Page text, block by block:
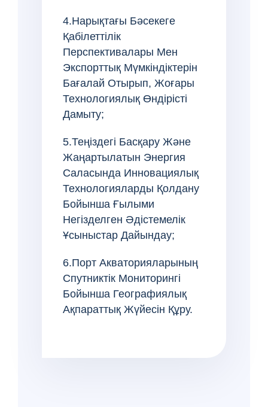
4.Нарықтағы Бәсекеге
Қабілеттілік
Перспективалары Мен
Экспорттық Мүмкіндіктерін
Бағалай Отырып, Жоғары
Технологиялық Өндірісті
Дамыту;
5.Теңіздегі Басқару Және
Жаңартылатын Энергия
Саласында Инновациялық
Технологияларды Қолдану
Бойынша Ғылыми
Негізделген Әдістемелік
Ұсыныстар Дайындау;
6.Порт Акваторияларының
Спутниктік Мониторингі
Бойынша Географиялық
Ақпараттық Жүйесін Құру.